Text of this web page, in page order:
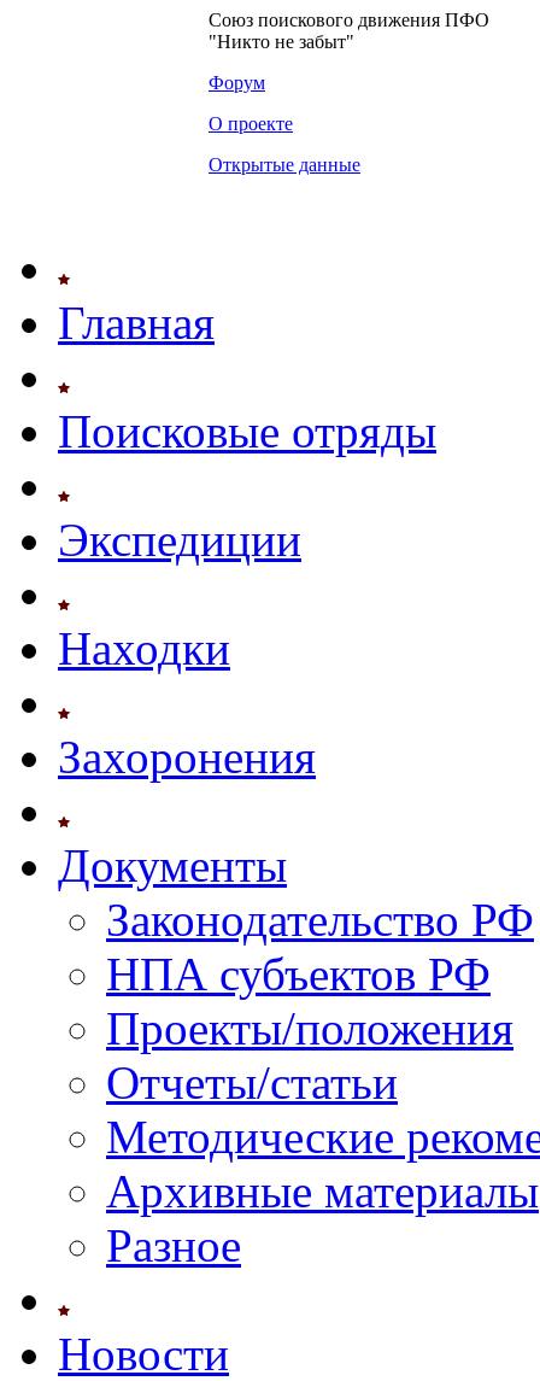
Союз поискового движения ПФО
"Никто не забыт"
Форум
О проекте
Открытые данные
Главная
Поисковые отряды
Экспедиции
Находки
Захоронения
Документы
Законодательство РФ
НПА субъектов РФ
Проекты/положения
Отчеты/статьи
Методические
Архивные материалы
Разное
Новости